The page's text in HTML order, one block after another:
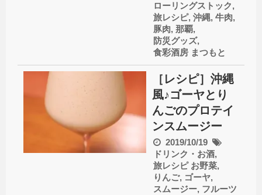
ローリングストック,
旅レシピ, 沖縄, 牛肉,
豚肉, 那覇,
防災グッズ,
食彩酒房 まつもと
［レシピ］沖縄
風♪ゴーヤとり
んごのプロテイ
ンスムージー
2019/10/19
ドリンク・お酒,
旅レシピ お野菜,
りんご, ゴーヤ,
スムージー, フルーツ